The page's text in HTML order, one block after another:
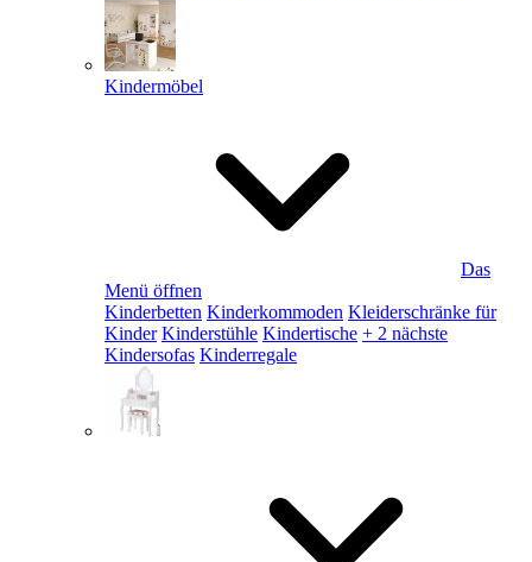
Kindermöbel
Das
Menü öffnen
Kinderbetten Kinderkommoden Kleiderschränke für
Kinder Kinderstühle Kindertische + 2 nächste
Kindersofas Kinderregale